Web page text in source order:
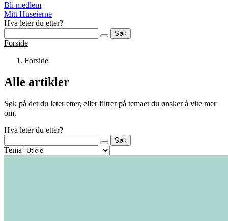
Bli medlem
Mitt Huseierne
Hva leter du etter?
Søk
Forside
Forside
Alle artikler
Søk på det du leter etter, eller filtrer på temaet du ønsker å vite mer
om.
Hva leter du etter?
Søk
Tema